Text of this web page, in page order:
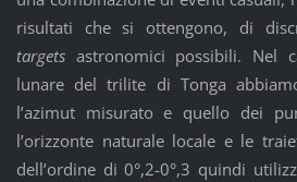
risultati che si ottengono, di
targetsastronomici possibili. Nel
lunare del trilite di Tonga
l’azimut misurato e quello dei
l’orizzonte naturale locale e le
dell’ordine di 0°,2-0°,3 quindi